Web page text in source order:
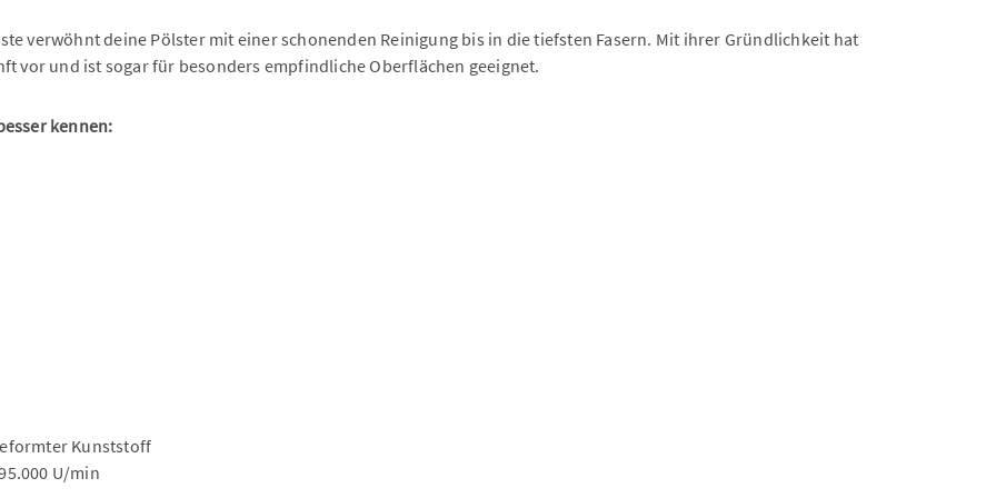
verwöhnt deine Pölster mit einer schonenden Reinigung bis in die tiefsten Fasern. Mit ihrer Gründlichkeit hat
vor und ist sogar für besonders empfindliche Oberflächen geeignet.
kennen:
Kunststoff
U/min